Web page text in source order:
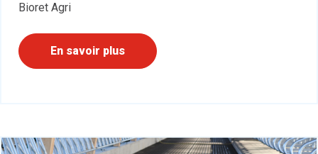
Bioret Agri
En savoir plus